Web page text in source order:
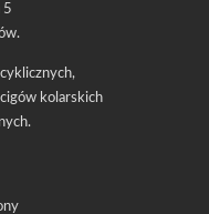
5
kolarskich